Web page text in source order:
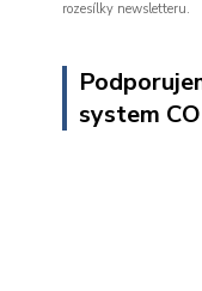
rozesílky newsletteru.
system